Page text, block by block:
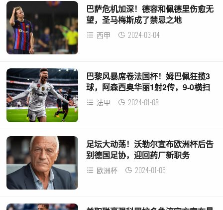
巴萨危机加深！德容和佩德里伤愈无
望，圣马梅斯成了禁忌之地
西甲 2024-03-04
巴黎风暴席卷法国杯！姆巴佩狂揽3
球，阿森西奥华丽1射2传，9-0横扫
勒韦勒
法甲 2024-01-08
足坛大动荡！沃勒尔宣布欧洲杯后告
别德国足协，迎回药厂新职务
欧洲杯 2024-01-06